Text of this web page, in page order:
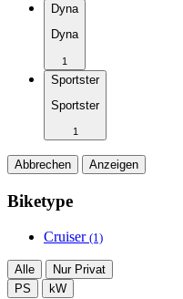
Dyna
Dyna
1
Sportster
Sportster
1
Abbrechen Anzeigen
Biketype
Cruiser (1)
Alle
Nur Privat
PS
kW